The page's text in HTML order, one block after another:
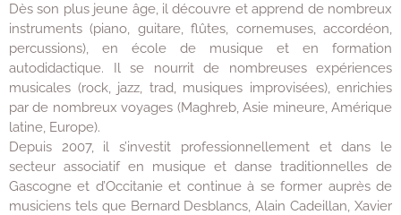
Dès son plus jeune âge, il découvre et apprend de nombreux
instruments (piano, guitare, flûtes, cornemuses, accordéon,
percussions), en école de musique et en formation
autodidactique. Il se nourrit de nombreuses expériences
musicales (rock, jazz, trad, musiques improvisées), enrichies
par de nombreux voyages (Maghreb, Asie mineure, Amérique
latine, Europe).
Depuis 2007, il s’investit professionnellement et dans le
secteur associatif en musique et danse traditionnelles de
Gascogne et d’Occitanie et continue à se former auprès de
musiciens tels que Bernard Desblancs, Alain Cadeillan, Xavier